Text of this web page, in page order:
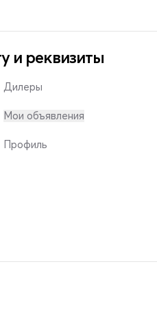
и реквизиты
Дилеры
Мои объявления
Профиль